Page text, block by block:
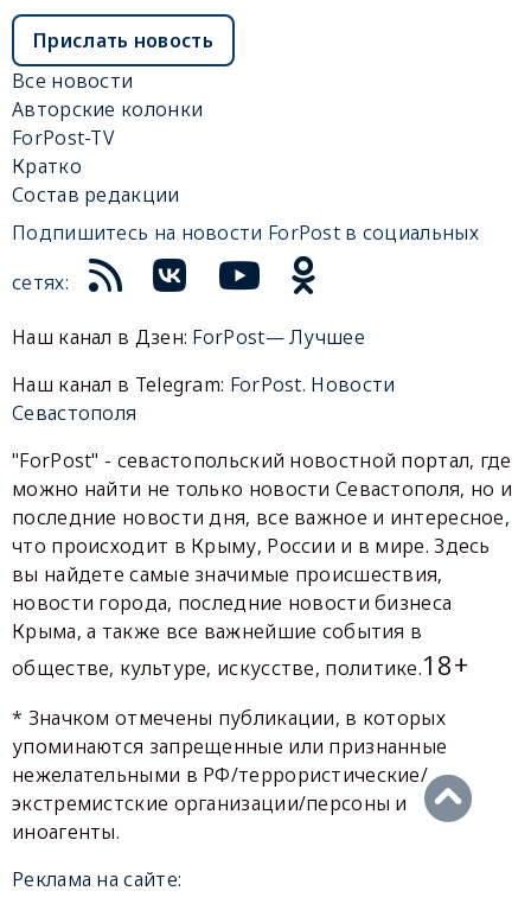
Прислать новость
Все новости
Авторские колонки
ForPost-TV
Кратко
Состав редакции
Подпишитесь на новости ForPost в социальных
сетях:
Наш канал в Дзен: ForPost— Лучшее
Наш канал в Telegram: ForPost. Новости
Севастополя
"ForPost" - севастопольский новостной портал, где
можно найти не только новости Севастополя, но и
последние новости дня, все важное и интересное,
что происходит в Крыму, России и в мире. Здесь
вы найдете самые значимые происшествия,
новости города, последние новости бизнеса
Крыма, а также все важнейшие события в
обществе, культуре, искусстве, политике.18+
* Значком отмечены публикации, в которых
упоминаются запрещенные или признанные
нежелательными в РФ/террористические/
экстремистские организации/персоны и
иноагенты.
Реклама на сайте: